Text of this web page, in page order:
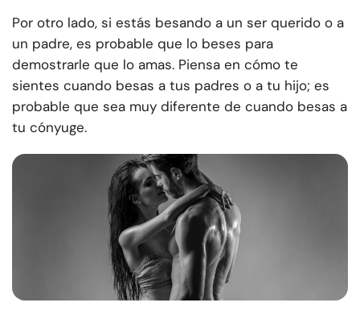
Por otro lado, si estás besando a un ser querido o a
un padre, es probable que lo beses para
demostrarle que lo amas. Piensa en cómo te
sientes cuando besas a tus padres o a tu hijo; es
probable que sea muy diferente de cuando besas a
tu cónyuge.